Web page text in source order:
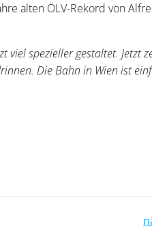
alten ÖLV-Rekord von
spezieller gestaltet. Jetzt
Die Bahn in Wien ist